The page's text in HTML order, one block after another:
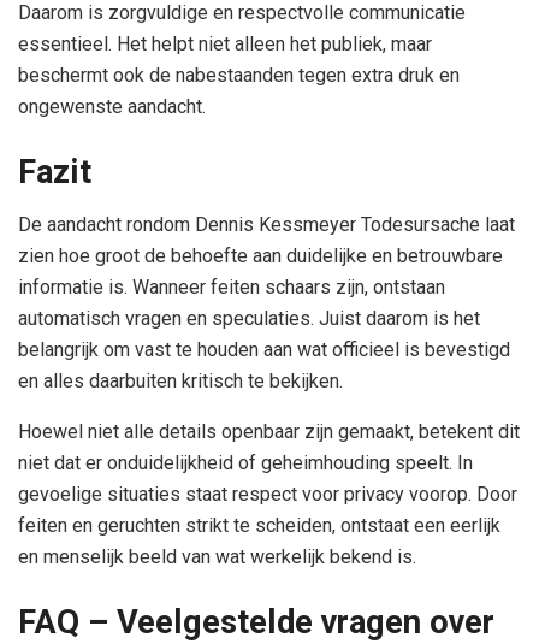
Daarom is zorgvuldige en respectvolle communicatie
essentieel. Het helpt niet alleen het publiek, maar
beschermt ook de nabestaanden tegen extra druk en
ongewenste aandacht.
Fazit
De aandacht rondom Dennis Kessmeyer Todesursache laat
zien hoe groot de behoefte aan duidelijke en betrouwbare
informatie is. Wanneer feiten schaars zijn, ontstaan
automatisch vragen en speculaties. Juist daarom is het
belangrijk om vast te houden aan wat officieel is bevestigd
en alles daarbuiten kritisch te bekijken.
Hoewel niet alle details openbaar zijn gemaakt, betekent dit
niet dat er onduidelijkheid of geheimhouding speelt. In
gevoelige situaties staat respect voor privacy voorop. Door
feiten en geruchten strikt te scheiden, ontstaat een eerlijk
en menselijk beeld van wat werkelijk bekend is.
FAQ – Veelgestelde vragen over